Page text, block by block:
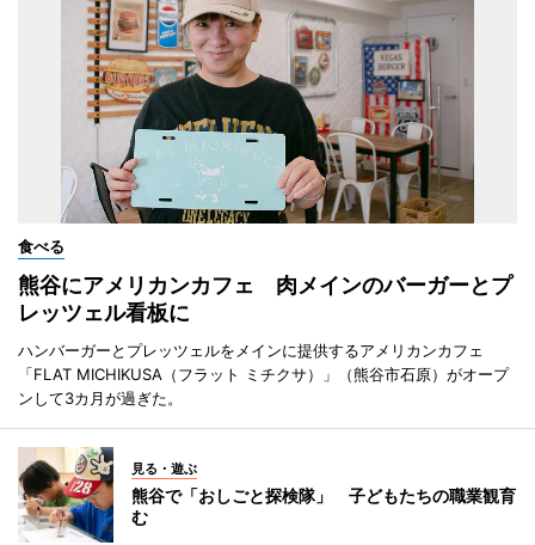
食べる
熊谷にアメリカンカフェ 肉メインのバーガーとプ
レッツェル看板に
ハンバーガーとプレッツェルをメインに提供するアメリカンカフェ
「FLAT MICHIKUSA（フラット ミチクサ）」（熊谷市石原）がオープ
ンして3カ月が過ぎた。
見る・遊ぶ
熊谷で「おしごと探検隊」 子どもたちの職業観育
む